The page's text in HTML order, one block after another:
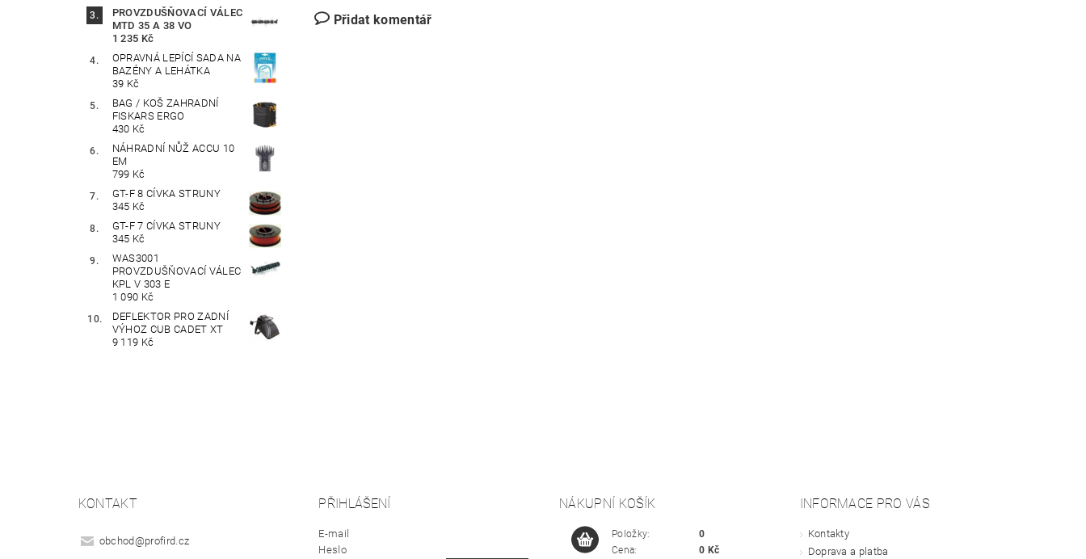
PROVZDUŠŇOVACÍ VÁLEC
MTD 35 A 38 VO
1 235 Kč
OPRAVNÁ LEPÍCÍ SADA NA
BAZÉNY A LEHÁTKA
39 Kč
BAG / KOŠ ZAHRADNÍ
FISKARS ERGO
430 Kč
NÁHRADNÍ NŮŽ ACCU 10
EM
799 Kč
GT-F 8 CÍVKA STRUNY
345 Kč
GT-F 7 CÍVKA STRUNY
345 Kč
WAS3001
PROVZDUŠŇOVACÍ VÁLEC
KPL V 303 E
1 090 Kč
DEFLEKTOR PRO ZADNÍ
VÝHOZ CUB CADET XT
9 119 Kč
Přidat komentář
KONTAKT
obchod@profird.cz
PŘIHLÁŠENÍ
E-mail
Heslo
NÁKUPNÍ KOŠÍK
Položky:
Cena:
0
0 Kč
INFORMACE PRO VÁS
Kontakty
Doprava a platba